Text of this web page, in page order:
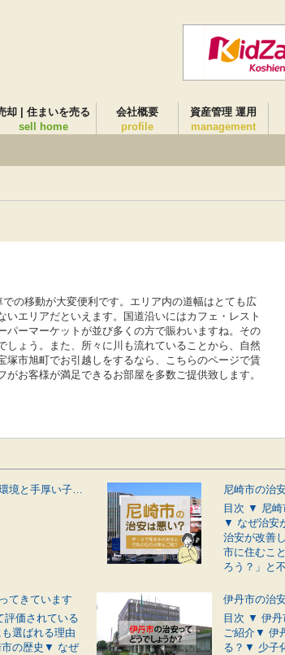
却 | 住まいを売る
sell home
会社概要
profile
資産管理 運用
management
の移動が大変便利です。エリア内の道幅はとても広
エリアだといえます。国道沿いにはカフェ・レスト
ーマーケットが並び多くの方で賑わいますね。その
ょう。また、所々に川も流れていることから、自然
市旭町でお引越しをするなら、こちらのページで賃
お客様が満足できるお部屋を多数ご提供致します。
伊丹市の魅力に迫る！便利な住環境と手厚い子育てサポートが揃う街
目次 ▼ 尼崎
▼ なぜ治安
治安が改善
市に住むこ
ろう？」と
てきています
価されている
選ばれる理由
市の歴史▼ なぜ
目次 ▼ 伊丹
ご紹介▼ 伊
る？▼ 少子